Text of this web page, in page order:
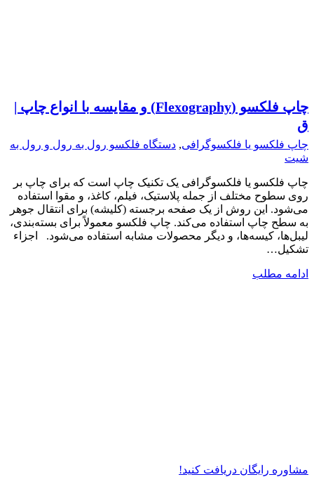
چاپ فلکسو (Flexography) و مقایسه با انواع چاپ |
ق
چاپ فلکسو یا فلکسوگرافی, دستگاه فلکسو رول به رول و رول به
شیت
چاپ فلکسو یا فلکسوگرافی یک تکنیک چاپ است که برای چاپ بر
روی سطوح مختلف از جمله پلاستیک، فیلم، کاغذ، و مقوا استفاده
می‌شود. این روش از یک صفحه برجسته (کلیشه) برای انتقال جوهر
به سطح چاپ استفاده می‌کند. چاپ فلکسو معمولاً برای بسته‌بندی،
لیبل‌ها، کیسه‌ها، و دیگر محصولات مشابه استفاده می‌شود. اجزاء
تشکیل…
ادامه مطلب
مشاوره رایگان دریافت کنید!